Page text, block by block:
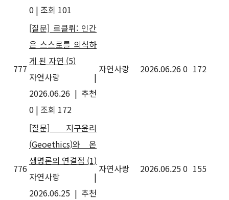
0 | 조회 101
777
[질문] 르클뤼: 인간
은 스스로를 의식하
게 된 자연 (5)
자연사랑
|
2026.06.26 | 추천
0 | 조회 172
자연사랑 2026.06.26 0 172
776
[질문] 지구윤리
(Geoethics)와 온
생명론의 연결점 (1)
자연사랑
|
2026.06.25 | 추천
자연사랑 2026.06.25 0 155